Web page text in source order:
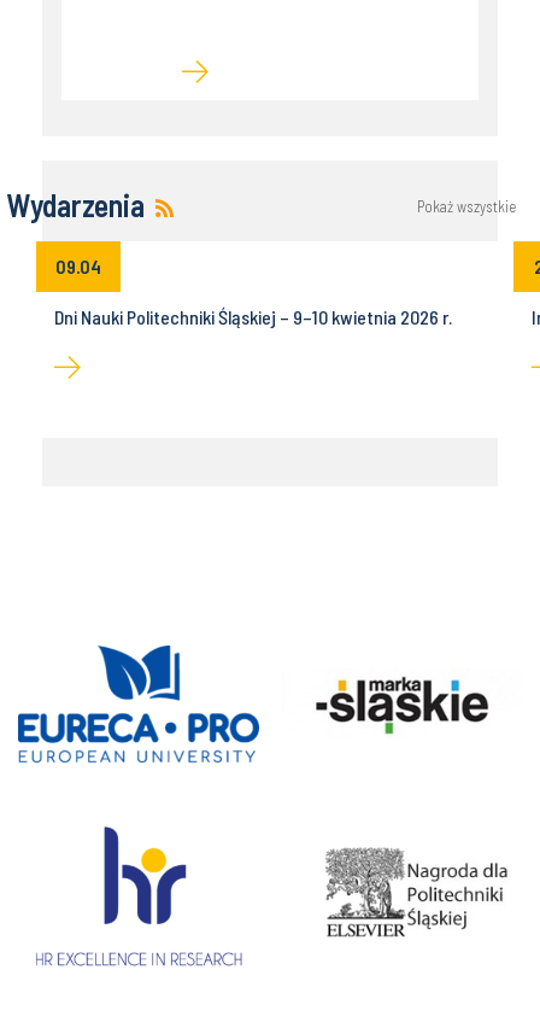
Wydarzenia Pokaż wszystkie
09.04
Dni Nauki Politechniki Śląskiej – 9–10 kwietnia 2026 r.